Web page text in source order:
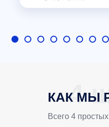
КАК МЫ
Всего 4